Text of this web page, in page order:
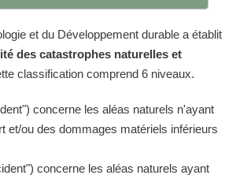
et du Développement durable a établit
des catastrophes naturelles et
classification comprend 6 niveaux.
concerne les aléas naturels n'ayant
et/ou des dommages matériels inférieurs
concerne les aléas naturels ayant